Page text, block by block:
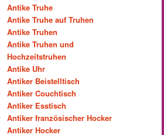
Antike Truhe
Antike Truhe auf Truhen
Antike Truhen
Antike Truhen und
Hochzeitstruhen
Antike Uhr
Antiker Beistelltisch
Antiker Couchtisch
Antiker Esstisch
Antiker französischer Hocker
Antiker Hocker